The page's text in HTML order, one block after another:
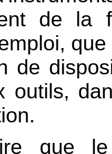
de la
de
outils,
que